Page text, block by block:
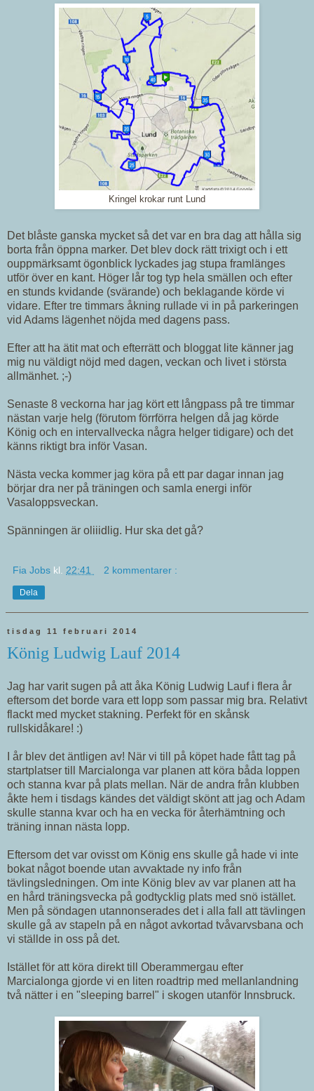
Kringel krokar runt Lund
Det blåste ganska mycket så det var en bra dag att hålla sig
borta från öppna marker. Det blev dock rätt trixigt och i ett
ouppmärksamt ögonblick lyckades jag stupa framlänges
utför över en kant. Höger lår tog typ hela smällen och efter
en stunds kvidande (svärande) och beklagande körde vi
vidare. Efter tre timmars åkning rullade vi in på parkeringen
vid Adams lägenhet nöjda med dagens pass.
Efter att ha ätit mat och efterrätt och bloggat lite känner jag
mig nu väldigt nöjd med dagen, veckan och livet i största
allmänhet. ;-)
Senaste 8 veckorna har jag kört ett långpass på tre timmar
nästan varje helg (förutom förrförra helgen då jag körde
König och en intervallvecka några helger tidigare) och det
känns riktigt bra inför Vasan.
Nästa vecka kommer jag köra på ett par dagar innan jag
börjar dra ner på träningen och samla energi inför
Vasaloppsveckan.
Spänningen är oliiidlig. Hur ska det gå?
Fia Jobs kl. 22:41 2 kommentarer :
Dela
tisdag 11 februari 2014
König Ludwig Lauf 2014
Jag har varit sugen på att åka König Ludwig Lauf i flera år
eftersom det borde vara ett lopp som passar mig bra. Relativt
flackt med mycket stakning. Perfekt för en skånsk
rullskidåkare! :)
I år blev det äntligen av! När vi till på köpet hade fått tag på
startplatser till Marcialonga var planen att köra båda loppen
och stanna kvar på plats mellan. När de andra från klubben
åkte hem i tisdags kändes det väldigt skönt att jag och Adam
skulle stanna kvar och ha en vecka för återhämtning och
träning innan nästa lopp.
Eftersom det var ovisst om König ens skulle gå hade vi inte
bokat något boende utan avvaktade ny info från
tävlingsledningen. Om inte König blev av var planen att ha
en hård träningsvecka på godtycklig plats med snö istället.
Men på söndagen utannonserades det i alla fall att tävlingen
skulle gå av stapeln på en något avkortad tvåvarvsbana och
vi ställde in oss på det.
Istället för att köra direkt till Oberammergau efter
Marcialonga gjorde vi en liten roadtrip med mellanlandning
två nätter i en "sleeping barrel" i skogen utanför Innsbruck.